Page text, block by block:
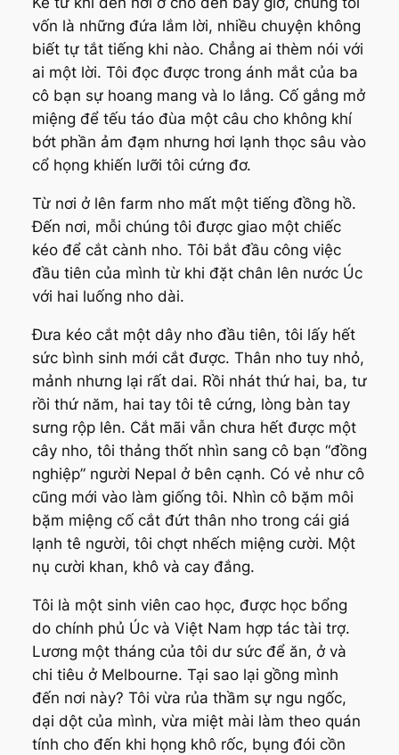
vốn là những đứa lắm lời, nhiều chuyện không
biết tự tắt tiếng khi nào. Chẳng ai thèm nói với
ai một lời. Tôi đọc được trong ánh mắt của ba
cô bạn sự hoang mang và lo lắng. Cố gắng mở
miệng để tếu táo đùa một câu cho không khí
bớt phần ảm đạm nhưng hơi lạnh thọc sâu vào
cổ họng khiến lưỡi tôi cứng đơ.
Từ nơi ở lên farm nho mất một tiếng đồng hồ.
Đến nơi, mỗi chúng tôi được giao một chiếc
kéo để cắt cành nho. Tôi bắt đầu công việc
đầu tiên của mình từ khi đặt chân lên nước Úc
với hai luống nho dài.
Đưa kéo cắt một dây nho đầu tiên, tôi lấy hết
sức bình sinh mới cắt được. Thân nho tuy nhỏ,
mảnh nhưng lại rất dai. Rồi nhát thứ hai, ba, tư
rồi thứ năm, hai tay tôi tê cứng, lòng bàn tay
sưng rộp lên. Cắt mãi vẫn chưa hết được một
cây nho, tôi thảng thốt nhìn sang cô bạn “đồng
nghiệp” người Nepal ở bên cạnh. Có vẻ như cô
cũng mới vào làm giống tôi. Nhìn cô bặm môi
bặm miệng cố cắt đứt thân nho trong cái giá
lạnh tê người, tôi chợt nhếch miệng cười. Một
nụ cười khan, khô và cay đắng.
Tôi là một sinh viên cao học, được học bổng
do chính phủ Úc và Việt Nam hợp tác tài trợ.
Lương một tháng của tôi dư sức để ăn, ở và
chi tiêu ở Melbourne. Tại sao lại gồng mình
đến nơi này? Tôi vừa rủa thầm sự ngu ngốc,
dại dột của mình, vừa miệt mài làm theo quán
tính cho đến khi họng khô rốc, bụng đói cồn